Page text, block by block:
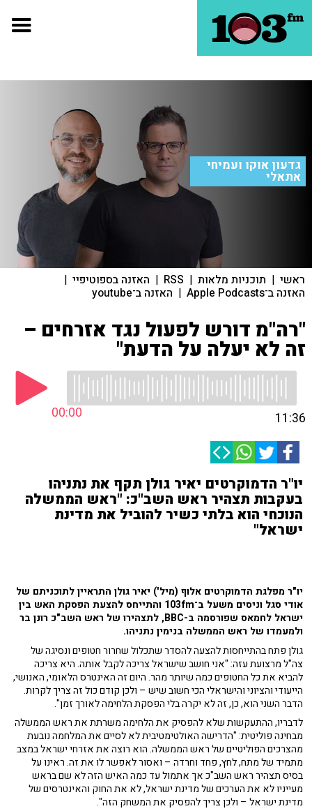
גדעון אוקו ועמיחי
אתאלי
ראשי | תוכניות מלאות |
RSS
| האזנה בספוטיפיי |
האזנה ב־Apple Podcasts | האזנה ב־youtube
"רה"מ דורש לפעול נגד אזרחים –
זה לא יעלה על הדעת"
00:00 11:36
יו"ר הדמוקרטים יאיר גולן תקף את נתניהו
בעקבות תצהיר ראש השב"כ: "ראש הממשלה
הנוכחי הוא בלתי כשיר להוביל את מדינת
ישראל"
יו"ר מפלגת הדמוקרטים אלוף (מיל') יאיר גולן התראיין לתוכניתם של
אודי סגל וניסים משעל ב־103fm והתייחס להצעת הפסקת האש בין
ישראל לחמאס שפורסמה ב-BBC, לתצהירו של ראש השב"כ רונן בר
ולמעמדו של ראש הממשלה בנימין נתניהו.
גולן פתח בהתייחסות להצעה להסדר שתכלול שחרור חטופים ונסיגה של
צה"ל מרצועת עזה: "אני חושב שישראל צריכה לקבל אותה. היא צריכה
להביא את כל החטופים כמה שיותר מהר. היום זה האינטרס הלאומי, האנושי,
הייעודי והציוני והישראלי הכי חשוב שיש – ולכן קודם כול זה צריך לקרות.
הדבר השני הוא, כן, זה לא יקרה בלי הפסקת הלחימה לאורך זמן".
לדבריו, ההתעקשות שלא להפסיק את הלחימה משרתת את ראש הממשלה
מבחינה פוליטית: "הדרישה האולטימטיבית לא לסיים את המלחמה נובעת
מהצרכים הפוליטיים של ראש הממשלה. הוא רוצה את אזרחי ישראל במצב
מתמיד של מתח, לחץ, פחד וחרדה – ואסור לאפשר לו את זה. ראינו על
בסיס תצהיר ראש השב"כ אך אתמול עד כמה האיש הזה לא שם בראש
מעייניו לא את הערכים של מדינת ישראל, לא את החוק והאינטרסים של
מדינת ישראל – ולכן צריך להפסיק את המשחק הזה".